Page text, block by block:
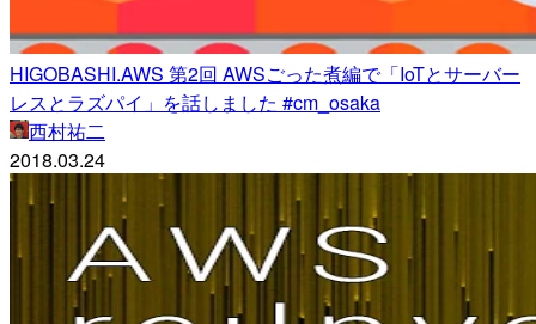
HIGOBASHI.AWS 第2回 AWSごった煮編で「IoTとサーバー
レスとラズパイ」を話しました #cm_osaka
西村祐二
2018.03.24